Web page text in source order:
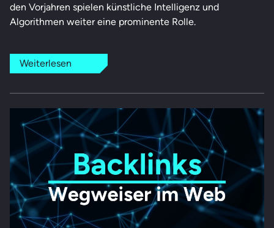
den Vorjahren spielen künstliche Intelligenz und
Algorithmen weiter eine prominente Rolle.
Weiterlesen